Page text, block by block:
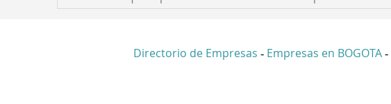
Directorio de Empresas - Empresas en BOGOTA -